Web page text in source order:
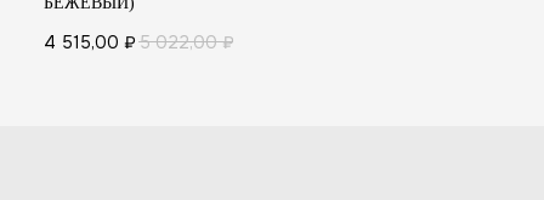
4 515,00 ₽ 5 022,00 ₽